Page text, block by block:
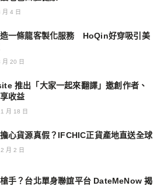
月 4 日
一條龍客製化服務 HoQin好穿吸引美
月 20 日
推出「大家一起來翻譯」邀創作者、
收益
月 18 日
心貨源真假？IFCHIC正貨產地直送全球
月 2 日
手？台北單身聯誼平台 DateMeNow 揭